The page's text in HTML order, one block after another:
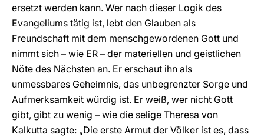
ersetzt werden kann. Wer nach dieser Logik des
Evangeliums tätig ist, lebt den Glauben als
Freundschaft mit dem menschgewordenen Gott und
nimmt sich – wie ER – der materiellen und geistlichen
Nöte des Nächsten an. Er erschaut ihn als
unmessbares Geheimnis, das unbegrenzter Sorge und
Aufmerksamkeit würdig ist. Er weiß, wer nicht Gott
gibt, gibt zu wenig – wie die selige Theresa von
Kalkutta sagte: „Die erste Armut der Völker ist es, dass